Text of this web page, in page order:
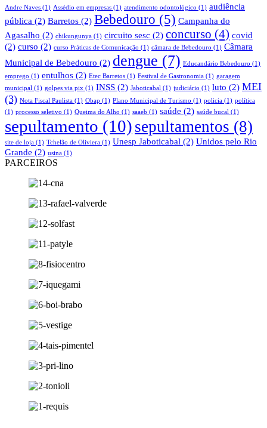
Andre Naves (1) Assédio em empresas (1) atendimento odontológico (1) audiência
pública (2) Barretos (2) Bebedouro (5) Campanha do
Agasalho (2) chikungunya (1) circuito sesc (2) concurso (4) covid
(2) curso (2) curso Práticas de Comunicação (1) câmara de Bebedouro (1) Câmara
Municipal de Bebedouro (2) dengue (7) Educandário Bebedouro (1)
emprego (1) entulhos (2) Etec Barretos (1) Festival de Gastronomia (1) garagem
municipal (1) golpes via pix (1) INSS (2) Jaboticabal (1) judiciário (1) luto (2) MEI
(3) Nota Fiscal Paulista (1) Obap (1) Plano Municipal de Turismo (1) policia (1) política
(1) processo seletivo (1) Queima do Alho (1) saaeb (1) saúde (2) saúde bucal (1)
sepultamento (10) sepultamentos (8)
site de loja (1) Tchelão de Oliviera (1) Unesp Jaboticabal (2) Unidos pelo Rio
Grande (2) usina (1)
PARCEIROS